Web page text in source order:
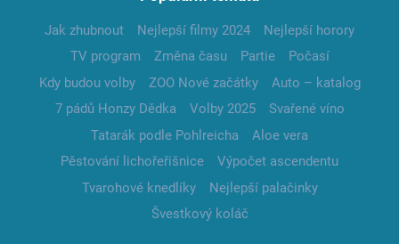
Jak zhubnout Nejlepší filmy 2024
Nejlepší horory
TV program
Změna času Partie
Počasí
Kdy budou volby
ZOO Nové začátky
Auto – katalog
7 pádů Honzy Dědka
Volby 2025
Svařené víno
Tatarák podle Pohlreicha
Aloe vera
Pěstování lichořeřišnice
Výpočet ascendentu
Tvarohové knedlíky
Nejlepší palačinky
Švestkový koláč